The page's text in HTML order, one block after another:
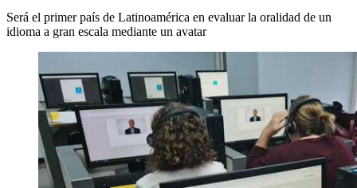
Será el primer país de Latinoamérica en evaluar la oralidad de un
idioma a gran escala mediante un avatar